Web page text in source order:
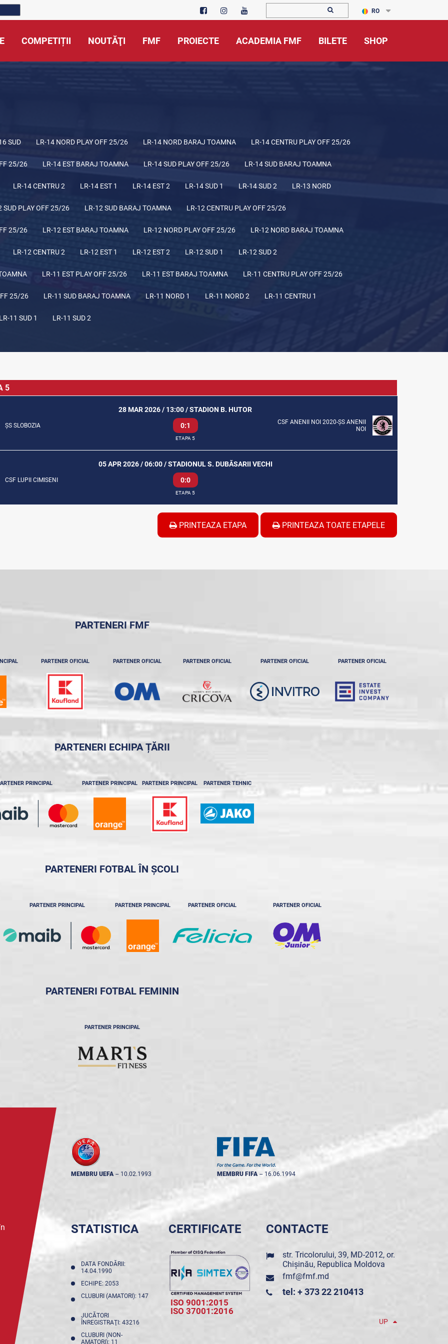
RO
COMPETIȚII NOUTĂŢI FMF PROIECTE ACADEMIA FMF BILETE SHOP
SUD LR-14 NORD PLAY OFF 25/26 LR-14 NORD BARAJ TOAMNA LR-14 CENTRU PLAY OFF 25/26
25/26 LR-14 EST BARAJ TOAMNA LR-14 SUD PLAY OFF 25/26 LR-14 SUD BARAJ TOAMNA
LR-14 CENTRU 2 LR-14 EST 1 LR-14 EST 2 LR-14 SUD 1 LR-14 SUD 2 LR-13 NORD
SUD PLAY OFF 25/26 LR-12 SUD BARAJ TOAMNA LR-12 CENTRU PLAY OFF 25/26
25/26 LR-12 EST BARAJ TOAMNA LR-12 NORD PLAY OFF 25/26 LR-12 NORD BARAJ TOAMNA
LR-12 CENTRU 2 LR-12 EST 1 LR-12 EST 2 LR-12 SUD 1 LR-12 SUD 2
LR-11 EST PLAY OFF 25/26 LR-11 EST BARAJ TOAMNA LR-11 CENTRU PLAY OFF 25/26
25/26 LR-11 SUD BARAJ TOAMNA LR-11 NORD 1 LR-11 NORD 2 LR-11 CENTRU 1
11 SUD 1 LR-11 SUD 2
5
28 MAR 2026 / 13:00 / STADION B. HUTOR
ȘS SLOBOZIA 0:1
CSF ANENII NOI 2020-ȘS ANENII
NOI
ETAPA 5
05 APR 2026 / 06:00 / STADIONUL S. DUBĂSARII VECHI
CSF LUPII CIMISENI 0:0
ETAPA 5
PRINTEAZA ETAPA PRINTEAZA TOATE ETAPELE
PARTENERI FMF
PARTENER OFICIAL PARTENER OFICIAL PARTENER OFICIAL PARTENER OFICIAL PARTENER OFICIAL
PARTENERI ECHIPA ȚĂRII
PRINCIPAL PARTENER PRINCIPAL PARTENER PRINCIPAL PARTENER TEHNIC
PARTENERI FOTBAL ÎN ȘCOLI
PARTENER PRINCIPAL PARTENER PRINCIPAL PARTENER OFICIAL PARTENER OFICIAL
PARTENERI FOTBAL FEMININ
PARTENER PRINCIPAL
MEMBRU UEFA -- 10.02.1993 MEMBRU FIFA -- 16.06.1994
STATISTICA
DATA FONDĂRII:
14.04.1990
ECHIPE: 2053
CLUBURI (AMATORI): 147
JUCĂTORI
ÎNREGISTRAŢI: 43216
CLUBURI (NON-
AMATORI): 11
CERTIFICATE
ISO 9001:2015
ISO 37001:2016
CONTACTE
str. Tricolorului, 39, MD-2012, or.
Chișinău, Republica Moldova
fmf@fmf.md
tel: + 373 22 210413
UP